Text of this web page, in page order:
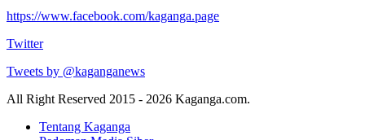
https://www.facebook.com/kaganga.page
Twitter
Tweets by @kaganganews
All Right Reserved 2015 - 2026 Kaganga.com.
Tentang Kaganga